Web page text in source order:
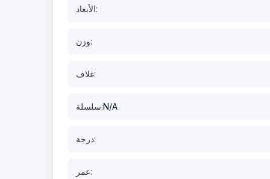
الأبعاد:
وزن:
غلاف:
سلسلة:N/A
درجة:
عمر: